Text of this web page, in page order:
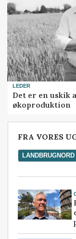
LEDER
Det er en uskik
økoproduktion
FRA VORES
LANDBRUGNORD